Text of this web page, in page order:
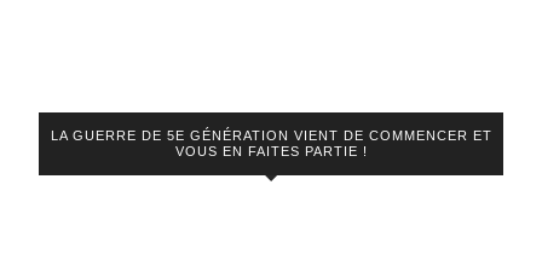
LA GUERRE DE 5E GÉNÉRATION VIENT DE COMMENCER ET
VOUS EN FAITES PARTIE !